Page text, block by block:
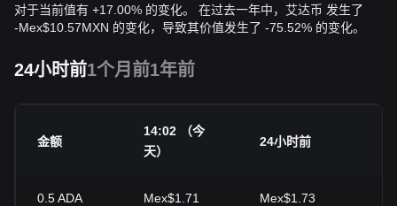
对于当前值有 +17.00% 的变化。 在过去一年中，艾达币 发生了
-Mex$10.57MXN 的变化，导致其价值发生了 -75.52% 的变化。
24小时前1个月前1年前
金额
14:02 （今
天）
24小时前
0.5ADA Mex$1.71 Mex$1.73